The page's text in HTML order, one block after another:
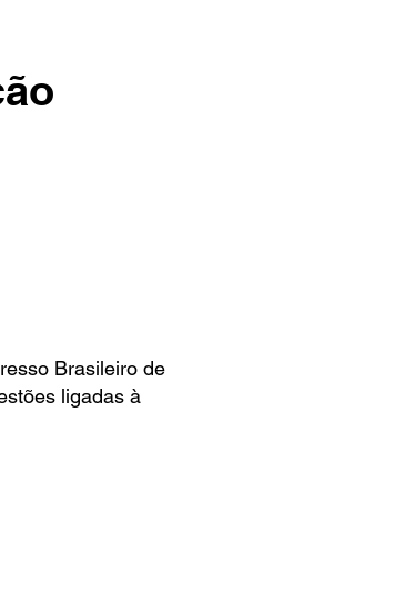
Brasileiro de
ligadas à